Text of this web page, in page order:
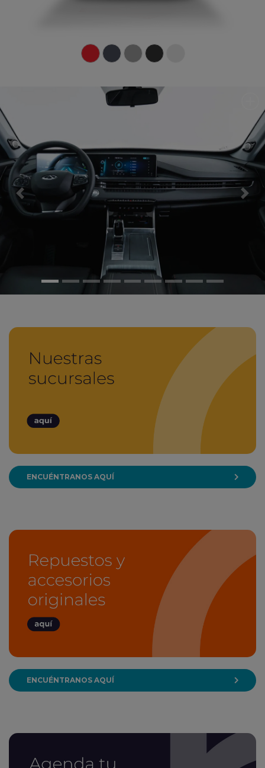
Previous Next
ENCUÉNTRANOS AQUÍ
ENCUÉNTRANOS AQUÍ